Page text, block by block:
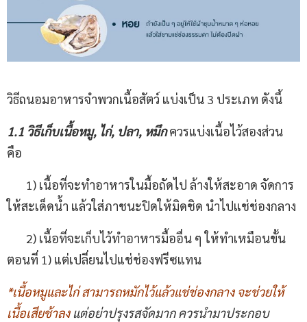
วิธีถนอมอาหารจำพวกเนื้อสัตว์ แบ่งเป็น 3 ประเภท ดังนี้
1.1 วิธีเก็บเนื้อหมู, ไก่, ปลา, หมึกควรแบ่งเนื้อไว้สองส่วน
คือ
1) เนื้อที่จะทำอาหารในมื้อถัดไป ล้างให้สะอาด จัดการ
ให้สะเด็ดน้ำ แล้วใส่ภาชนะปิดให้มิดชิด นำไปแช่ช่องกลาง
2) เนื้อที่จะเก็บไว้ทำอาหารมื้ออื่น ๆ ให้ทำเหมือนขั้น
ตอนที่ 1) แต่เปลี่ยนไปแช่ช่องฟรีซแทน
*เนื้อหมูและไก่ สามารถหมักไว้แล้วแช่ช่องกลาง จะช่วยให้
เนื้อเสียช้าลง แต่อย่าปรุงรสจัดมาก ควรนำมาประกอบ